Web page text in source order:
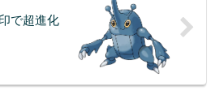
で超進化